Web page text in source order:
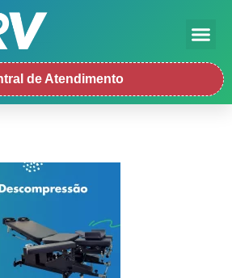
de Atendimento